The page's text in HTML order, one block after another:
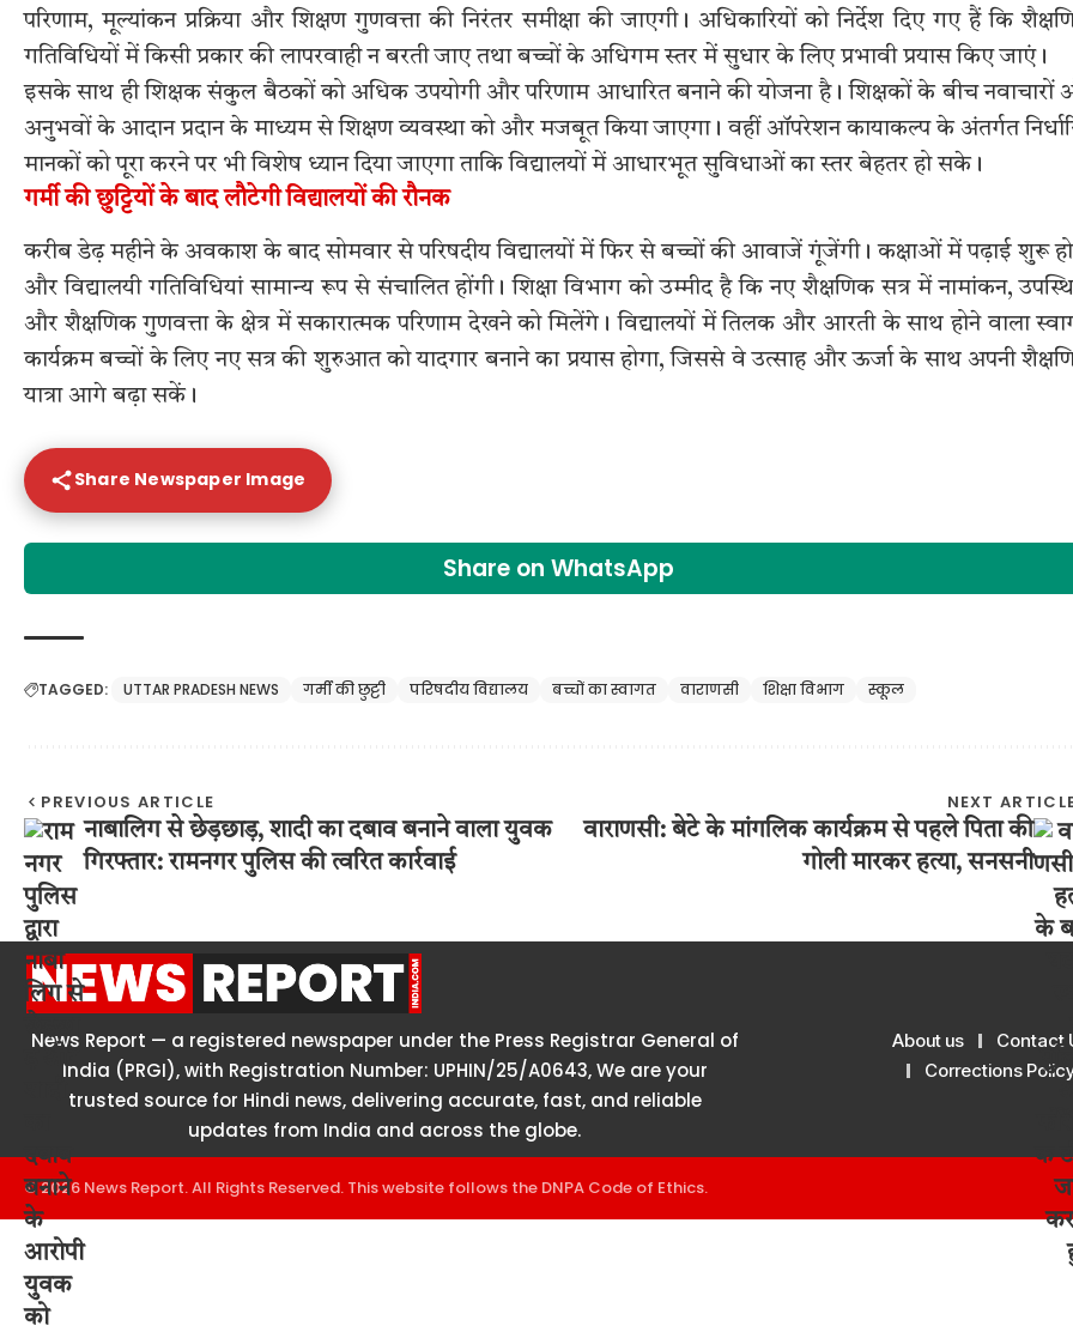
परिणाम, मूल्यांकन प्रक्रिया और शिक्षण गुणवत्ता की निरंतर समीक्षा की जाएगी। अधिकारियों को निर्देश दिए गए हैं कि
गतिविधियों में किसी प्रकार की लापरवाही न बरती जाए तथा बच्चों के अधिगम स्तर में सुधार के लिए प्रभावी प्रयास किए जाएं।
इसके साथ ही शिक्षक संकुल बैठकों को अधिक उपयोगी और परिणाम आधारित बनाने की योजना है। शिक्षकों के बीच नवाचारों
अनुभवों के आदान प्रदान के माध्यम से शिक्षण व्यवस्था को और मजबूत किया जाएगा। वहीं ऑपरेशन कायाकल्प के अंतर्गत
मानकों को पूरा करने पर भी विशेष ध्यान दिया जाएगा ताकि विद्यालयों में आधारभूत सुविधाओं का स्तर बेहतर हो सके।
गर्मी की छुट्टियों के बाद लौटेगी विद्यालयों की रौनक
करीब डेढ़ महीने के अवकाश के बाद सोमवार से परिषदीय विद्यालयों में फिर से बच्चों की आवाजें गूंजेंगी। कक्षाओं में पढ़ाई शुरू
और विद्यालयी गतिविधियां सामान्य रूप से संचालित होंगी। शिक्षा विभाग को उम्मीद है कि नए शैक्षणिक सत्र में नामांकन,
और शैक्षणिक गुणवत्ता के क्षेत्र में सकारात्मक परिणाम देखने को मिलेंगे। विद्यालयों में तिलक और आरती के साथ होने वाला
कार्यक्रम बच्चों के लिए नए सत्र की शुरुआत को यादगार बनाने का प्रयास होगा, जिससे वे उत्साह और ऊर्जा के साथ अपनी
यात्रा आगे बढ़ा सकें।
Share Newspaper Image
Share on WhatsApp
TAGGED: UTTAR PRADESH NEWS गर्मी की छुट्टी परिषदीय विद्यालय बच्चों का स्वागत वाराणसी शिक्षा विभाग स्कूल
PREVIOUS ARTICLE
नाबालिग से छेड़छाड़, शादी का दबाव बनाने वाला युवक
गिरफ्तार: रामनगर पुलिस की त्वरित कार्रवाई
NEXT
वाराणसी: बेटे के मांगलिक कार्यक्रम से पहले पिता की
गोली मारकर हत्या, सनसनी
News Report — a registered newspaper under the Press Registrar General of
India (PRGI), with Registration Number: UPHIN/25/A0643, We are your
trusted source for Hindi news, delivering accurate, fast, and reliable
updates from India and across the globe.
About us Contact
Corrections
© 2026 News Report. All Rights Reserved. This website follows the DNPA Code of Ethics.